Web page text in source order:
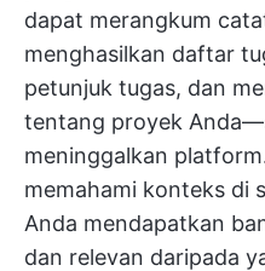
dapat merangkum
menghasilkan daftar
petunjuk tugas, dan
tentang proyek
meninggalkan
memahami konteks di
Anda mendapatkan
dan relevan daripada